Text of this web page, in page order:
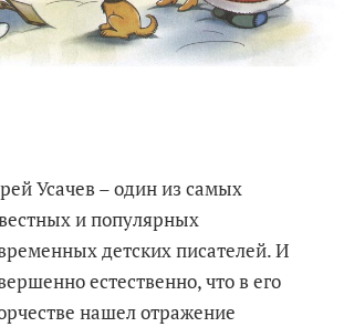
Усачев – один из самых
и популярных
детских писателей. И
естественно, что в его
нашел отражение